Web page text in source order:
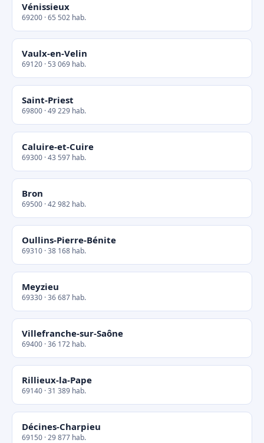
Vénissieux
69200 · 65 502 hab.
Vaulx-en-Velin
69120 · 53 069 hab.
Saint-Priest
69800 · 49 229 hab.
Caluire-et-Cuire
69300 · 43 597 hab.
Bron
69500 · 42 982 hab.
Oullins-Pierre-Bénite
69310 · 38 168 hab.
Meyzieu
69330 · 36 687 hab.
Villefranche-sur-Saône
69400 · 36 172 hab.
Rillieux-la-Pape
69140 · 31 389 hab.
Décines-Charpieu
69150 · 29 877 hab.